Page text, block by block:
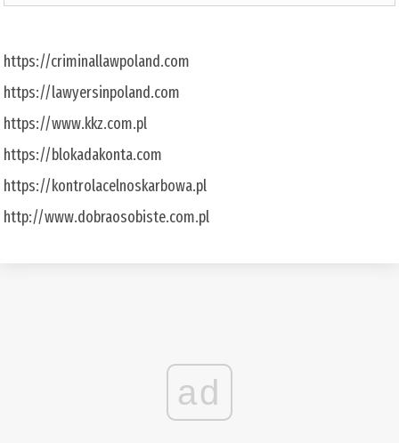
https://criminallawpoland.com
https://lawyersinpoland.com
https://www.kkz.com.pl
https://blokadakonta.com
https://kontrolacelnoskarbowa.pl
http://www.dobraosobiste.com.pl
ad